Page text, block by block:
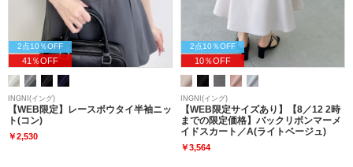
2点10％OFF
41％OFF
INGNI(イング)
【WEB限定】レースボウタイ半袖ニッ
ト(コン)
￥2,530
2点10％OFF
10％OFF
INGNI(イング)
【WEB限定サイズあり】【8／12 2時
までの限定価格】バックリボンマーメ
イドスカート／A(ライトベージュ)
￥3,564